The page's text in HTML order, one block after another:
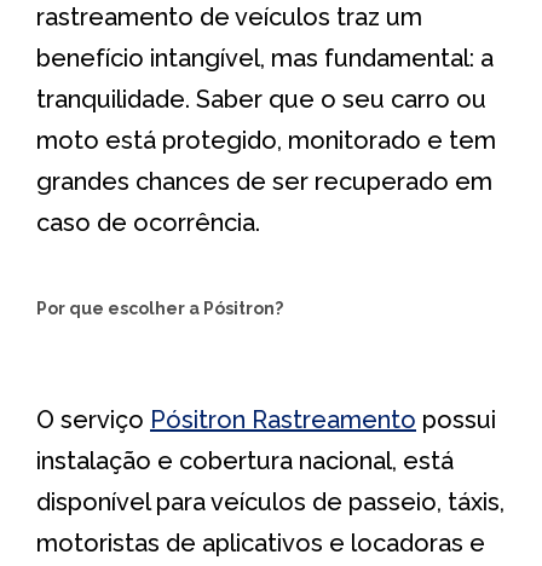
rastreamento de veículos traz um
benefício intangível, mas fundamental: a
tranquilidade. Saber que o seu carro ou
moto está protegido, monitorado e tem
grandes chances de ser recuperado em
caso de ocorrência.
Por que escolher a Pósitron?
O serviço Pósitron Rastreamento possui
instalação e cobertura nacional, está
disponível para veículos de passeio, táxis,
motoristas de aplicativos e locadoras e